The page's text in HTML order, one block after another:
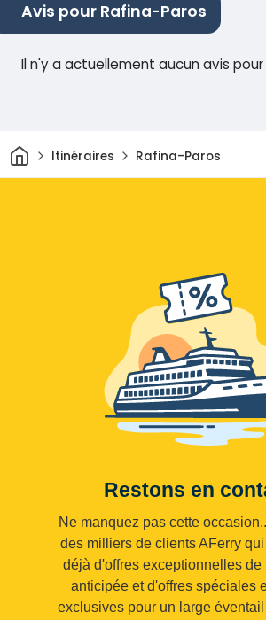
Avis pour Rafina-Paros
Il n'y a actuellement aucun avis
Maison
Itinéraires Rafina-Paros
Restons en
Ne manquez pas cette
des milliers de clients AFerry
déjà d'offres exceptionnelles de
anticipée et d'offres spéciales
exclusives pour un large